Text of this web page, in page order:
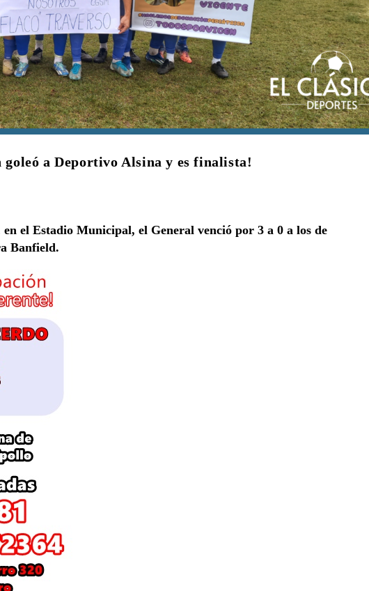
a Deportivo Alsina y es finalista!
el Estadio Municipal, el General venció por 3 a 0 a los de
Banfield.